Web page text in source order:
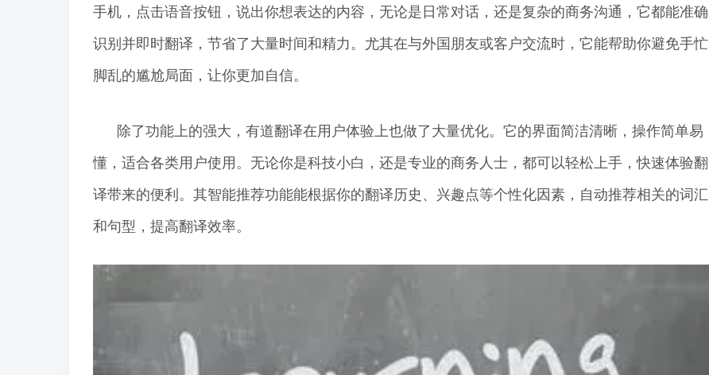
手机，点击语音按钮，说出你想表达的内容，无论是日常对话，还是复杂的商务沟通，它都能准确
识别并即时翻译，节省了大量时间和精力。尤其在与外国朋友或客户交流时，它能帮助你避免手忙
脚乱的尴尬局面，让你更加自信。
除了功能上的强大，有道翻译在用户体验上也做了大量优化。它的界面简洁清晰，操作简单易
懂，适合各类用户使用。无论你是科技小白，还是专业的商务人士，都可以轻松上手，快速体验翻
译带来的便利。其智能推荐功能能根据你的翻译历史、兴趣点等个性化因素，自动推荐相关的词汇
和句型，提高翻译效率。